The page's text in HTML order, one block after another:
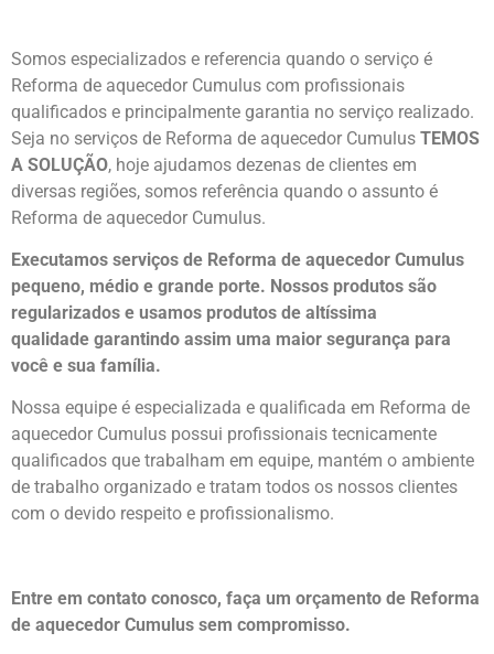
Somos especializados e referencia quando o serviço é
Reforma de aquecedor Cumulus com profissionais
qualificados e principalmente garantia no serviço realizado.
Seja no serviços de Reforma de aquecedor Cumulus TEMOS
A SOLUÇÃO, hoje ajudamos dezenas de clientes em
diversas regiões, somos referência quando o assunto é
Reforma de aquecedor Cumulus.
Executamos serviços de Reforma de aquecedor Cumulus
pequeno, médio e grande porte. Nossos produtos são
regularizados e usamos produtos de altíssima
qualidade garantindo assim uma maior segurança para
você e sua família.
Nossa equipe é especializada e qualificada em Reforma de
aquecedor Cumulus possui profissionais tecnicamente
qualificados que trabalham em equipe, mantém o ambiente
de trabalho organizado e tratam todos os nossos clientes
com o devido respeito e profissionalismo.
Entre em contato conosco, faça um orçamento de Reforma
de aquecedor Cumulus sem compromisso.